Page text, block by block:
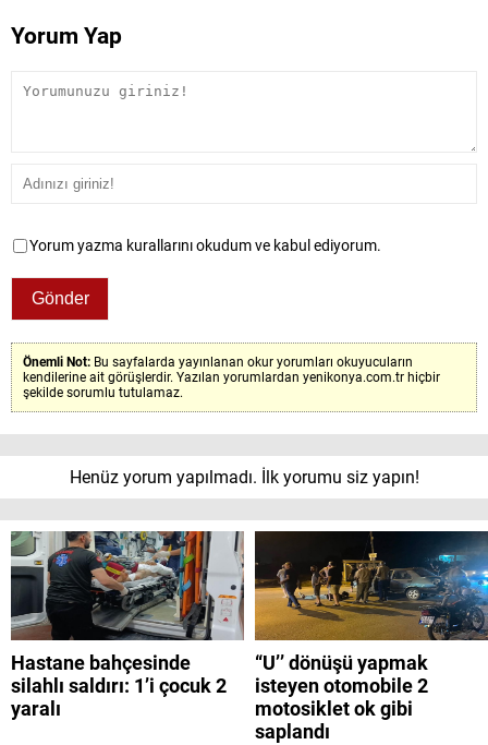
Yorum Yap
Yorum yazma kurallarını okudum ve kabul ediyorum.
Önemli Not: Bu sayfalarda yayınlanan okur yorumları okuyucuların
kendilerine ait görüşlerdir. Yazılan yorumlardan yenikonya.com.tr hiçbir
şekilde sorumlu tutulamaz.
Henüz yorum yapılmadı. İlk yorumu siz yapın!
Hastane bahçesinde
silahlı saldırı: 1’i çocuk 2
yaralı
“U’’ dönüşü yapmak
isteyen otomobile 2
motosiklet ok gibi
saplandı